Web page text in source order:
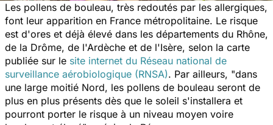
Les pollens de bouleau, très redoutés par les allergiques,
font leur apparition en France métropolitaine. Le risque
est d'ores et déjà élevé dans les départements du Rhône,
de la Drôme, de l'Ardèche et de l'Isère, selon la carte
publiée sur le site internet du Réseau national de
surveillance aérobiologique (RNSA). Par ailleurs, "dans
une large moitié Nord, les pollens de bouleau seront de
plus en plus présents dès que le soleil s'installera et
pourront porter le risque à un niveau moyen voire